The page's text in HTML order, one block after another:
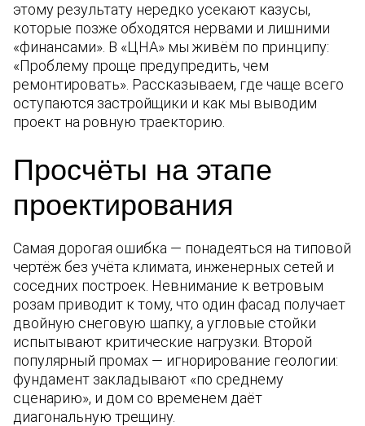
этому результату нередко усекают казусы,
которые позже обходятся нервами и лишними
«финансами». В «ЦНА» мы живём по принципу:
«Проблему проще предупредить, чем
ремонтировать». Рассказываем, где чаще всего
оступаются застройщики и как мы выводим
проект на ровную траекторию.
Просчёты на этапе
проектирования
Самая дорогая ошибка — понадеяться на типовой
чертёж без учёта климата, инженерных сетей и
соседних построек. Невнимание к ветровым
розам приводит к тому, что один фасад получает
двойную снеговую шапку, а угловые стойки
испытывают критические нагрузки. Второй
популярный промах — игнорирование геологии:
фундамент закладывают «по среднему
сценарию», и дом со временем даёт
диагональную трещину.